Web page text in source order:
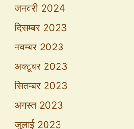
जनवरी 2024
दिसम्बर 2023
नवम्बर 2023
अक्टूबर 2023
सितम्बर 2023
अगस्त 2023
जुलाई 2023